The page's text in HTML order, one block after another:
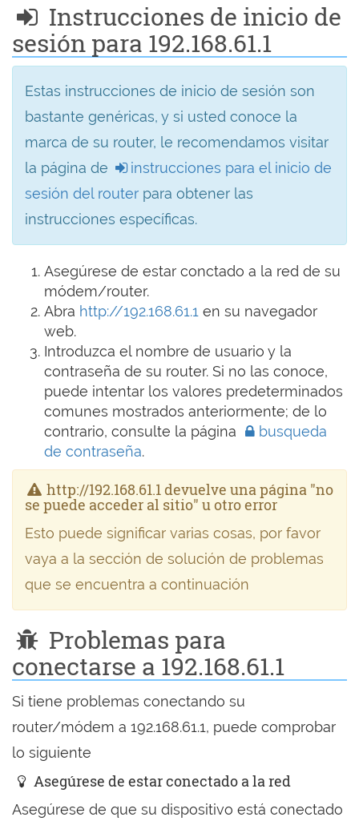
Instrucciones de inicio de
sesión para 192.168.61.1
Estas instrucciones de inicio de sesión son
bastante genéricas, y si usted conoce la
marca de su router, le recomendamos visitar
la página de
instrucciones para el inicio de
sesión del router para obtener las
instrucciones específicas.
Asegúrese de estar conctado a la red de su
módem/router.
Abra http://192.168.61.1 en su navegador
web.
Introduzca el nombre de usuario y la
contraseña de su router. Si no las conoce,
puede intentar los valores predeterminados
comunes mostrados anteriormente; de lo
contrario, consulte la página
busqueda
de contraseña.
http://192.168.61.1 devuelve una página "no
se puede acceder al sitio" u otro error
Esto puede significar varias cosas, por favor
vaya a la sección de solución de problemas
que se encuentra a continuación
Problemas para
conectarse a 192.168.61.1
Si tiene problemas conectando su
router/módem a 192.168.61.1, puede comprobar
lo siguiente
Asegúrese de estar conectado a la red
Asegúrese de que su dispositivo está conectado